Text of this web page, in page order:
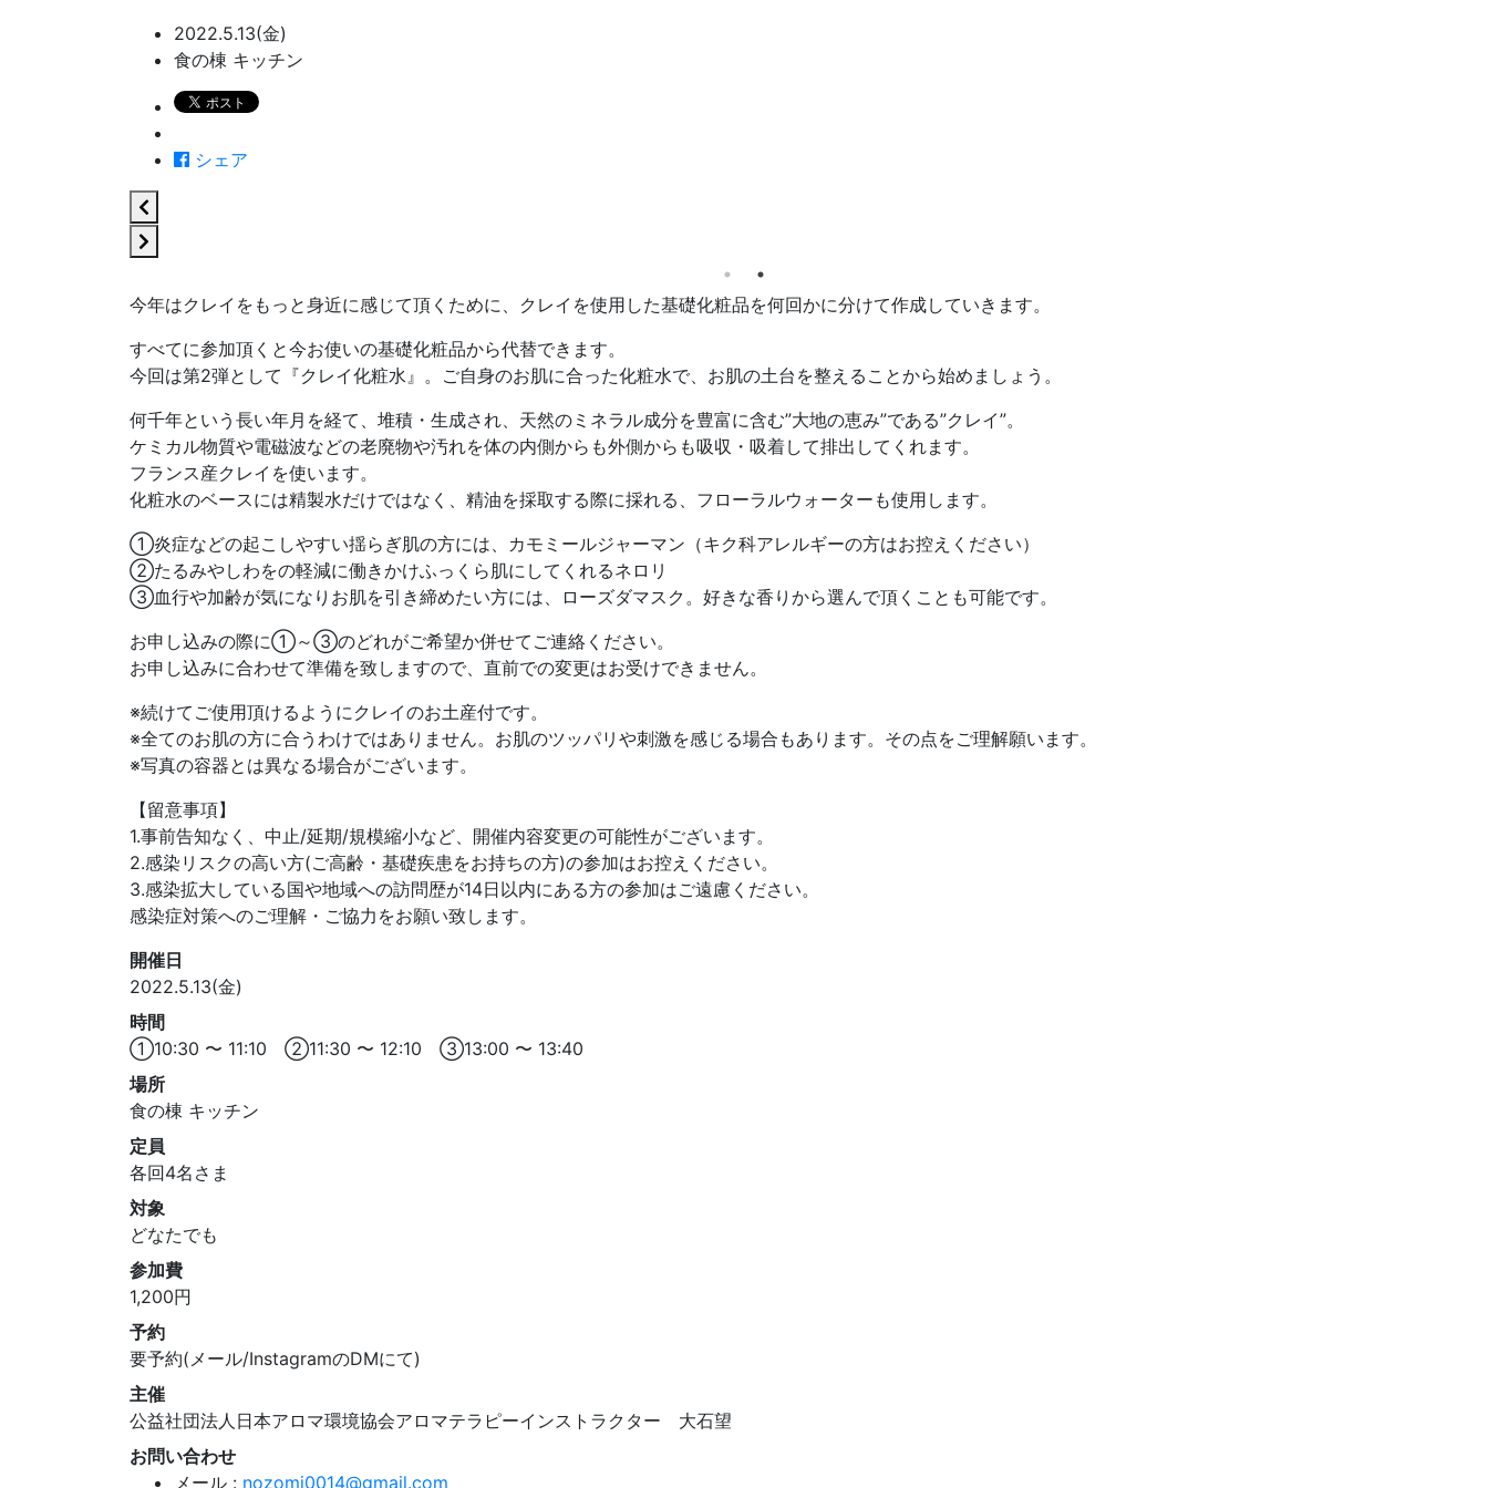
2022.5.13(金)
食の棟 キッチン
シェア
今年はクレイをもっと身近に感じて頂くために、クレイを使用した基礎化粧品を何回かに分けて作成していきます。
すべてに参加頂くと今お使いの基礎化粧品から代替できます。
今回は第2弾として『クレイ化粧水』。ご自身のお肌に合った化粧水で、お肌の土台を整えることから始めましょう。
何千年という長い年月を経て、堆積・生成され、天然のミネラル成分を豊富に含む”大地の恵み”である”クレイ”。
ケミカル物質や電磁波などの老廃物や汚れを体の内側からも外側からも吸収・吸着して排出してくれます。
フランス産クレイを使います。
化粧水のベースには精製水だけではなく、精油を採取する際に採れる、フローラルウォーターも使用します。
①炎症などの起こしやすい揺らぎ肌の方には、カモミールジャーマン（キク科アレルギーの方はお控えください）
②たるみやしわをの軽減に働きかけふっくら肌にしてくれるネロリ
③血行や加齢が気になりお肌を引き締めたい方には、ローズダマスク。好きな香りから選んで頂くことも可能です。
お申し込みの際に①～③のどれがご希望か併せてご連絡ください。
お申し込みに合わせて準備を致しますので、直前での変更はお受けできません。
※続けてご使用頂けるようにクレイのお土産付です。
※全てのお肌の方に合うわけではありません。お肌のツッパリや刺激を感じる場合もあります。その点をご理解願います。
※写真の容器とは異なる場合がございます。
【留意事項】
1.事前告知なく、中止/延期/規模縮小など、開催内容変更の可能性がございます。
2.感染リスクの高い方(ご高齢・基礎疾患をお持ちの方)の参加はお控えください。
3.感染拡大している国や地域への訪問歴が14日以内にある方の参加はご遠慮ください。
感染症対策へのご理解・ご協力をお願い致します。
開催日
2022.5.13(金)
時間
①10:30 〜 11:10 ②11:30 〜 12:10 ③13:00 〜 13:40
場所
食の棟 キッチン
定員
各回4名さま
対象
どなたでも
参加費
1,200円
予約
要予約(メール/InstagramのDMにて)
主催
公益社団法人日本アロマ環境協会アロマテラピーインストラクター 大石望
お問い合わせ
メール : nozomi0014@gmail.com